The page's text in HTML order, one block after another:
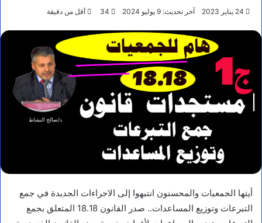
24 يناير 2023 آخر تحديث: 9 يوليو 2024 34 أقل من دقيقة
أيتها الجمعيات والمحسنون انتبهوا إلى الاجراءات الجديدة في جمع
التبرعات وتوزيع المساعدات.. صدر القانون 18.18 المتعلق بجمع